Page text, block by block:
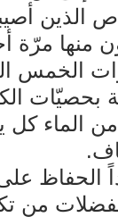
الذين
منها مرّة
الخمس
بحصيّات
الماء كل
الحفاظ
من